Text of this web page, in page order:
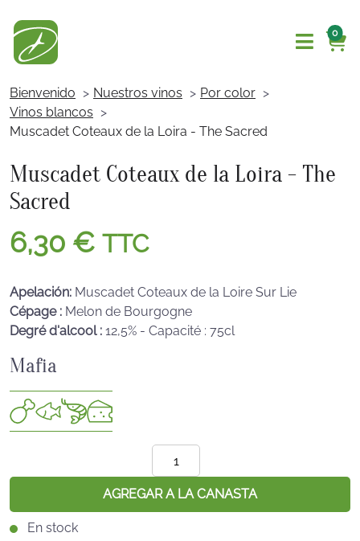
0
Bienvenido Nuestros vinos
Por color
Vinos blancos
Muscadet Coteaux de la Loira - The Sacred
Muscadet Coteaux de la Loira - The
Sacred
6,30 € TTC
Apelación: Muscadet Coteaux de la Loire Sur Lie
Cépage : Melon de Bourgogne
Degré d'alcool : 12,5% - Capacité : 75cl
Mafia
de
Muscadet
Coteaux
AGREGAR A LA CANASTA
En stock